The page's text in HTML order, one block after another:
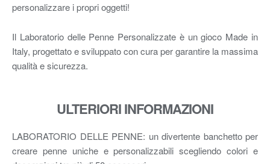
personalizzare i propri oggetti!
Il Laboratorio delle Penne Personalizzate è un gioco Made in
Italy, progettato e sviluppato con cura per garantire la massima
qualità e sicurezza.
ULTERIORI INFORMAZIONI
LABORATORIO DELLE PENNE: un divertente banchetto per
creare penne uniche e personalizzabili scegliendo colori e